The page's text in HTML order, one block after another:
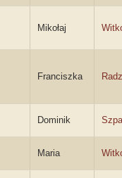
Mikołaj
Franciszka
Dominik
Maria